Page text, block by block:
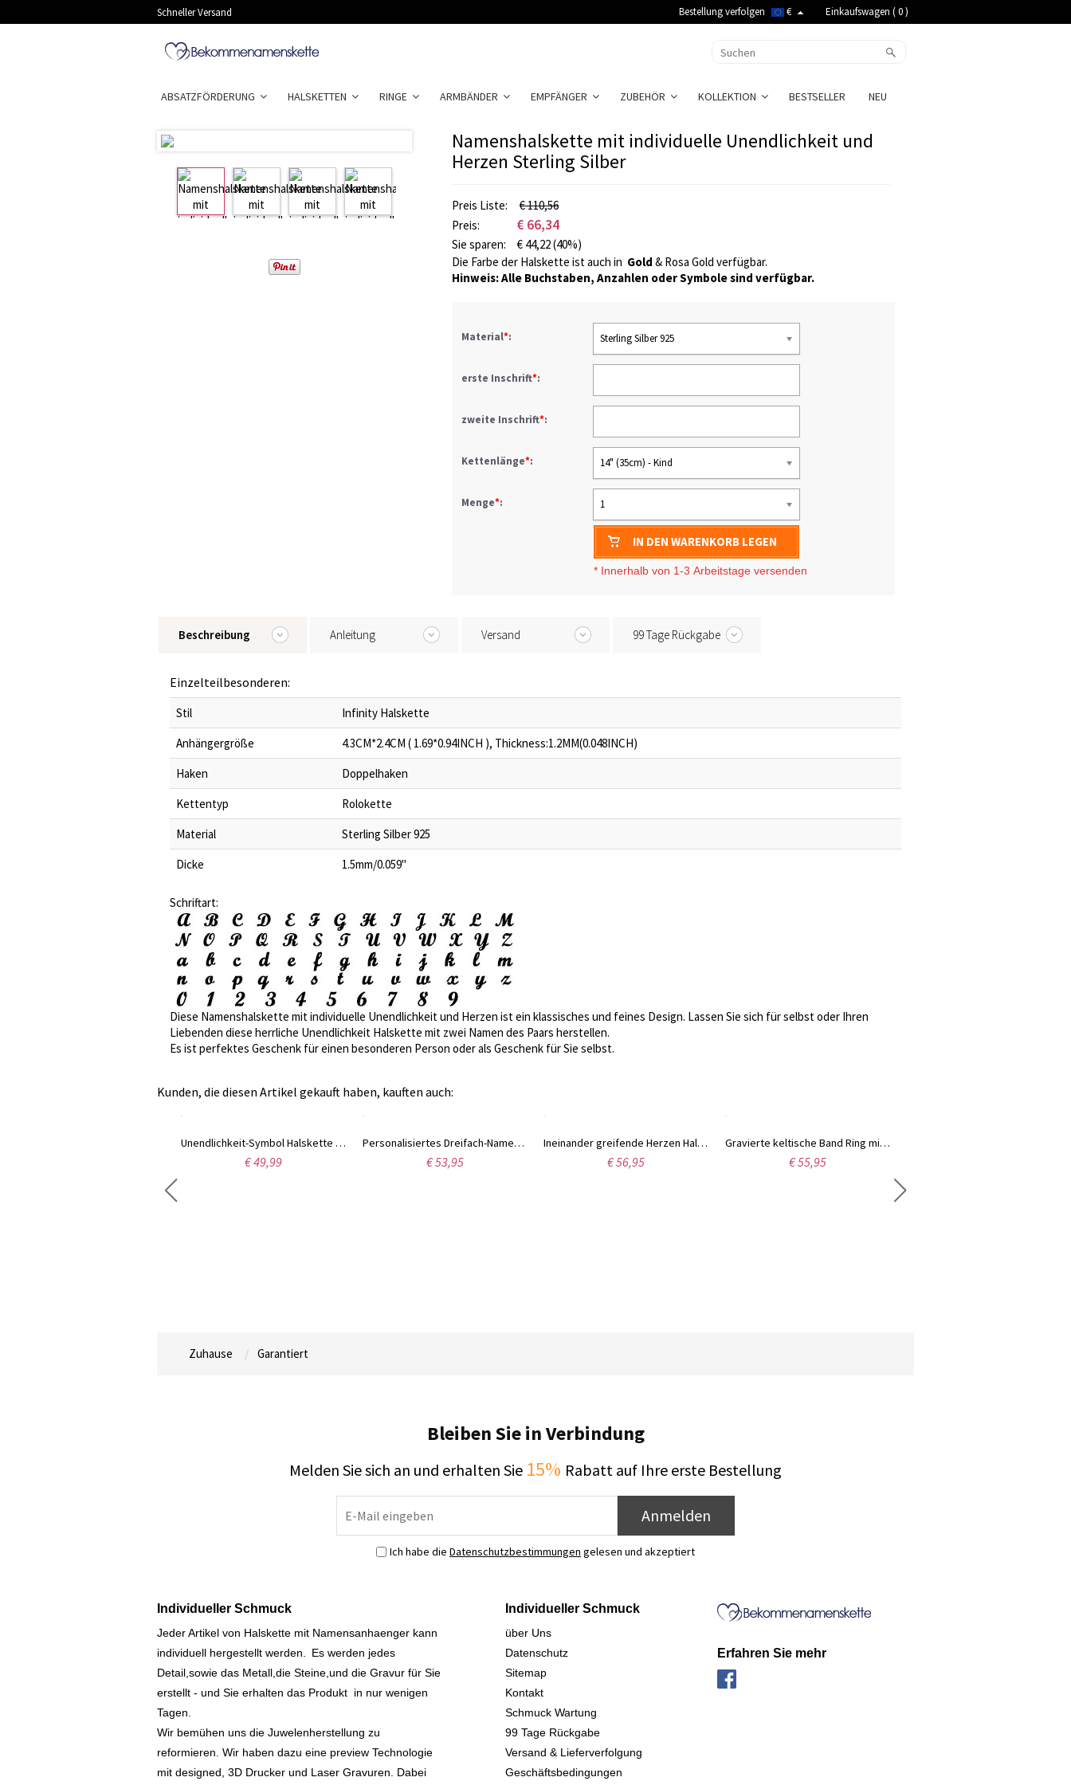
Schneller Versand Bestellung verfolgen € Einkaufswagen (0)
ABSATZFÖRDERUNG HALSKETTEN RINGE ARMBÄNDER EMPFÄNGER ZUBEHÖR KOLLEKTION BESTSELLER NEU
Namenshalskette mit individuelle Unendlichkeit und
Herzen Sterling Silber
Preis Liste:
€ 110,56
Preis:
€ 66,34
Sie sparen: € 44,22(40%)
Die Farbe der Halskette ist auch in Gold & Rosa Gold verfügbar.
Hinweis: Alle Buchstaben, Anzahlen oder Symbole sind verfügbar.
Material*: Sterling Silber 925
erste Inschrift*:
zweite Inschrift*:
Kettenlänge*: 14" (35cm) - Kind
Menge*: 1
IN DEN WARENKORB LEGEN
* Innerhalb von 1-3 Arbeitstage versenden
Beschreibung Anleitung Versand 99 Tage Rückgabe
Einzelteilbesonderen:
Stil
Infinity Halskette
Anhängergröße
4.3CM*2.4CM ( 1.69*0.94INCH ), Thickness:1.2MM(0.048INCH)
Haken
Doppelhaken
Kettentyp
Rolokette
Material
Sterling Silber 925
Dicke
1.5mm/0.059"
Schriftart:
Diese Namenshalskette mit individuelle Unendlichkeit und Herzen ist ein klassisches und feines Design. Lassen Sie sich für selbst oder Ihren
Liebenden diese herrliche Unendlichkeit Halskette mit zwei Namen des Paars herstellen.
Es ist perfektes Geschenk für einen besonderen Person oder als Geschenk für Sie selbst.
Kunden, die diesen Artikel gekauft haben, kauften auch:
Unendlichkeit-Symbol Halskette mit zwei Namen und Geburtssteinen
€ 49,99
Personalisiertes Dreifach-Namensarmband aus Sterlingsilber
€ 53,95
Ineinander greifende Herzen Halskette in Sterling Silber
€ 56,95
Gravierte keltische Band Ring mit Geburtsstein in Sterling Silber
€ 55,95
Zuhause Garantiert
Bleiben Sie in Verbindung
Melden Sie sich an und erhalten Sie 15% Rabatt auf Ihre erste Bestellung
Anmelden
Ich habe die Datenschutzbestimmungen gelesen und akzeptiert
Individueller Schmuck
Jeder Artikel von Halskette mit Namensanhaenger kann
individuell hergestellt werden.
Es werden jedes
Detail,sowie das Metall,die Steine,und die Gravur für Sie
erstellt - und Sie erhalten das Produkt in nur wenigen
Tagen.
Wir bemühen uns die Juwelenherstellung zu
reformieren. Wir haben dazu eine preview Technologie
mit designed, 3D Drucker und Laser Gravuren. Dabei
Individueller Schmuck
über Uns
Datenschutz
Sitemap
Kontakt
Schmuck Wartung
99 Tage Rückgabe
Versand & Lieferverfolgung
Geschäftsbedingungen
Erfahren Sie mehr